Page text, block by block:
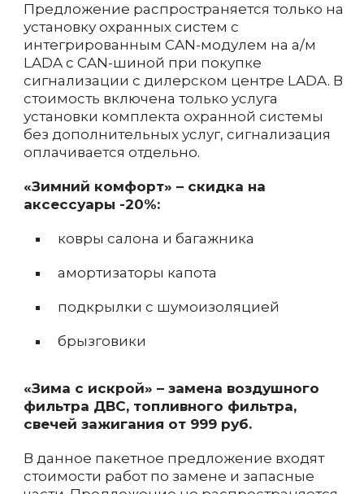
Предложение распространяется только на
установку охранных систем с
интегрированным CAN-модулем на а/м
LADA с CAN-шиной при покупке
сигнализации с дилерском центре LADA. В
стоимость включена только услуга
установки комплекта охранной системы
без дополнительных услуг, сигнализация
оплачивается отдельно.
«Зимний комфорт» – скидка на
аксессуары -20%:
ковры салона и багажника
амортизаторы капота
подкрылки с шумоизоляцией
брызговики
«Зима с искрой» – замена воздушного
фильтра ДВС, топливного фильтра,
свечей зажигания от 999 руб.
В данное пакетное предложение входят
стоимости работ по замене и запасные